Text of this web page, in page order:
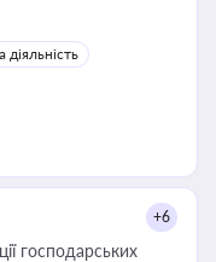
діяльність
+6
господарських